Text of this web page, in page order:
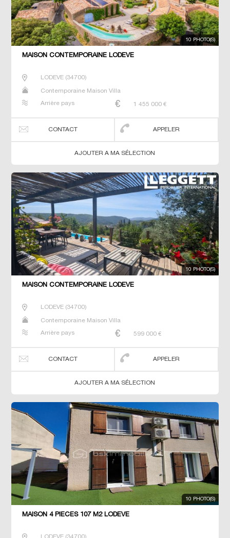
10 PHOTO(S)
MAISON CONTEMPORAINE LODEVE
LODEVE(34700)
Contemporaine Maison Villa
Arrière pays 1 455 000 €
CONTACT APPELER
AJOUTER A MA SÉLECTION
10 PHOTO(S)
MAISON CONTEMPORAINE LODEVE
LODEVE(34700)
Contemporaine Maison Villa
Arrière pays 599 000 €
CONTACT APPELER
AJOUTER A MA SÉLECTION
10 PHOTO(S)
MAISON 4 PIECES 107 M2 LODEVE
LODEVE(34700)